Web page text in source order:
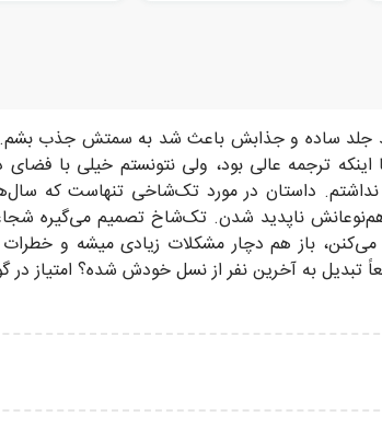
جلد ساده و جذابش باعث شد به سمتش جذب بشم.
ترجمه عالی بود، ولی نتونستم خیلی با فضای
نداشتم. داستان در مورد تک‌شاخی تنهاست که
ناپدید شدن. تک‌شاخ تصمیم می‌گیره
باز هم دچار مشکلات زیادی میشه و خطرات
به آخرین نفر از نسل خودش شده؟ امتیاز در